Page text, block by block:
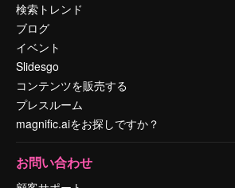
検索トレンド
ブログ
イベント
Slidesgo
コンテンツを販売する
プレスルーム
magnific.aiをお探しですか？
お問い合わせ